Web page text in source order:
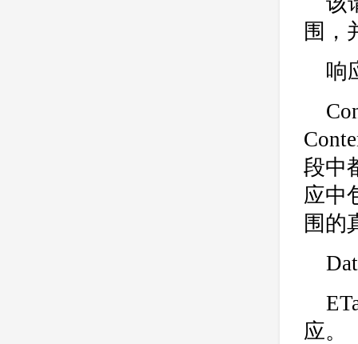
围，
响
段中
应中
围的
应。